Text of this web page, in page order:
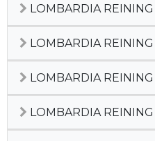
LOMBARDIA REINING II°
LOMBARDIA
LOMBARDIA REINING VI° TAPPA
LOMBARDIA REINING 5°